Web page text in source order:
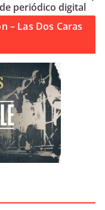
periódico digital
– Las Dos Caras